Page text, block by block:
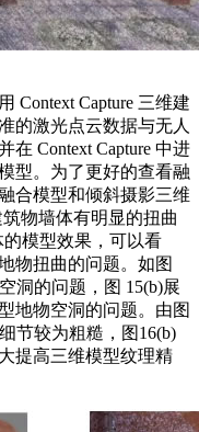
Capture 三维建
的激光点云数据与无人
在 Context Capture 中进
型。为了更好的查看融
合模型和倾斜摄影三维
物墙体有明显的扭曲
模型效果，可以看
物扭曲的问题。如图
洞的问题，图 15(b)展
地物空洞的问题。由图
节较为粗糙，图16(b)
提高三维模型纹理精